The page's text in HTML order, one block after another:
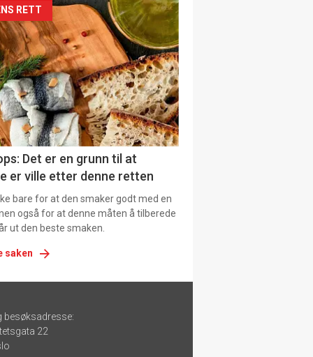
RETT
Det er en grunn til at
er ville etter denne retten
bare for at den smaker godt med en
også for at denne måten å tilberede
ut den beste smaken.
saken
besøksadresse:
22